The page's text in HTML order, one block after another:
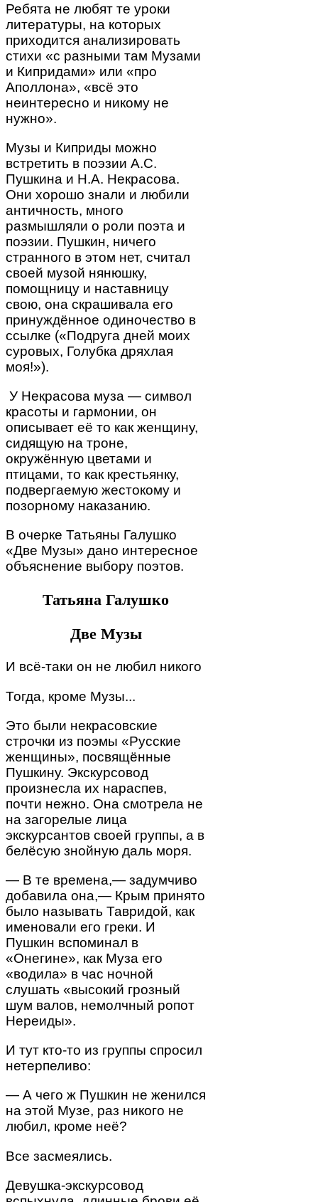
Ребята не любят те уроки
литературы, на которых
приходится анализировать
стихи «с разными там Музами
и Кипридами» или «про
Аполлона», «всё это
неинтересно и никому не
нужно».
Музы и Киприды можно
встретить в поэзии А.С.
Пушкина и Н.А. Некрасова.
Они хорошо знали и любили
античность, много
размышляли о роли поэта и
поэзии. Пушкин, ничего
странного в этом нет, считал
своей музой нянюшку,
помощницу и наставницу
свою, она скрашивала его
принуждённое одиночество в
ссылке («Подруга дней моих
суровых, Голубка дряхлая
моя!»).
У Некрасова муза — символ
красоты и гармонии, он
описывает её то как женщину,
сидящую на троне,
окружённую цветами и
птицами, то как крестьянку,
подвергаемую жестокому и
позорному наказанию.
В очерке Татьяны Галушко
«Две Музы» дано интересное
объяснение выбору поэтов.
Татьяна Галушко
Две Музы
И всё-таки он не любил никого
Тогда, кроме Музы...
Это были некрасовские
строчки из поэмы «Русские
женщины», посвящённые
Пушкину. Экскурсовод
произнесла их нараспев,
почти нежно. Она смотрела не
на загорелые лица
экскурсантов своей группы, а в
белёсую знойную даль моря.
— В те времена,— задумчиво
добавила она,— Крым принято
было называть Тавридой, как
именовали его греки. И
Пушкин вспоминал в
«Онегине», как Муза его
«водила» в час ночной
слушать «высокий грозный
шум валов, немолчный ропот
Нереиды».
И тут кто-то из группы спросил
нетерпеливо:
— А чего ж Пушкин не женился
на этой Музе, раз никого не
любил, кроме неё?
Все засмеялись.
Девушка-экскурсовод